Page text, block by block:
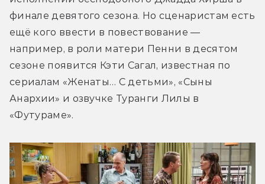
финале девятого сезона. Но сценаристам есть
ещё кого ввести в повествование —
например, в роли матери Пенни в десятом
сезоне появится Кэти Сагал, известная по
сериалам «Женаты… С детьми», «Сыны
Анархии» и озвучке Туранги Лилы в
«Футураме».